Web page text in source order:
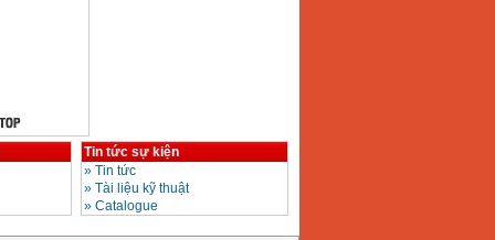
Tin tức sự kiện
» Tin tức
» Tài liệu kỹ thuật
» Catalogue